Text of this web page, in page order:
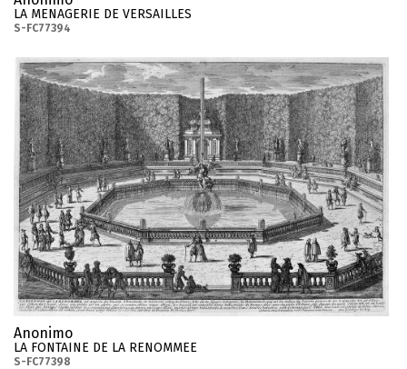
LA MENAGERIE DE VERSAILLES
S-FC77394
Anonimo
LA FONTAINE DE LA RENOMMEE
S-FC77398